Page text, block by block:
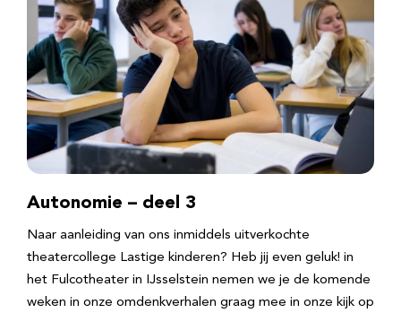
Autonomie – deel 3
Naar aanleiding van ons inmiddels uitverkochte
theatercollege Lastige kinderen? Heb jij even geluk! in
het Fulcotheater in IJsselstein nemen we je de komende
weken in onze omdenkverhalen graag mee in onze kijk op